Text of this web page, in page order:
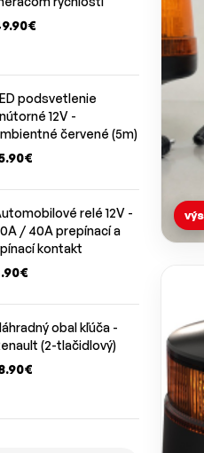
podsvetlenie
12V -
červené (5m)
relé 12V -
/ 40A prepínací a
kontakt
obal kľúča -
(2-tlačidlový)